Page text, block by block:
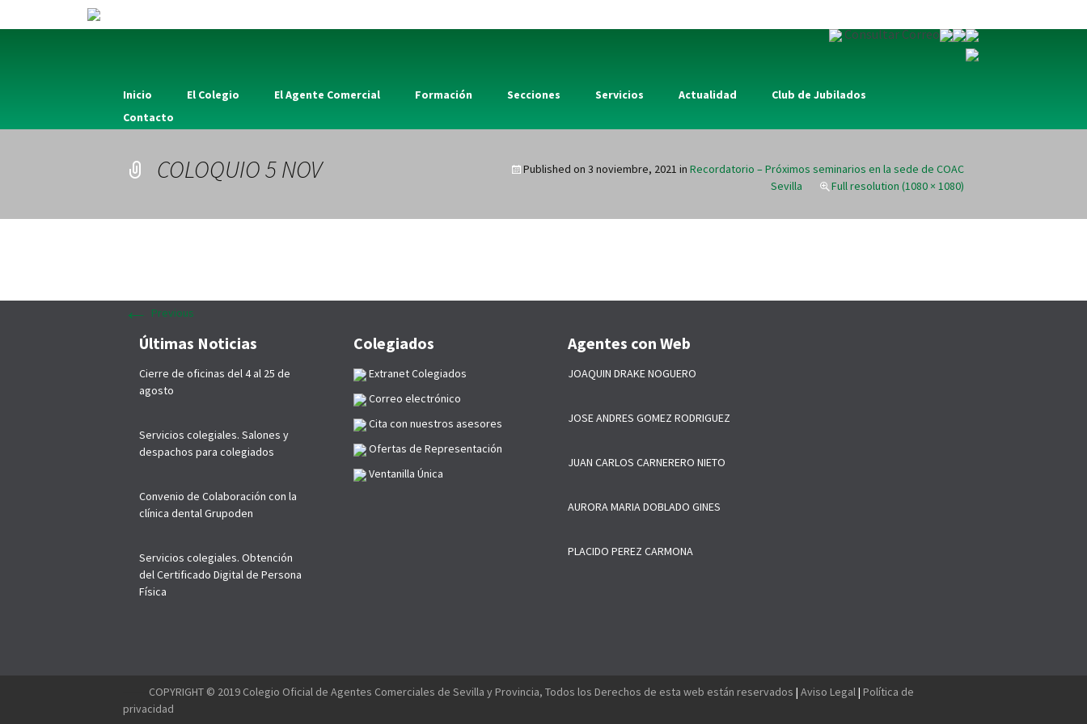
Consultar Correo
Inicio El Colegio El Agente Comercial Formación Secciones Servicios Actualidad
Club de Jubilados
Contacto
COLOQUIO 5 NOV Published on 3 noviembre, 2021 in Recordatorio – Próximos seminarios en la sede de COAC
Sevilla
Full resolution (1080 × 1080)
← Previous
Últimas Noticias
Cierre de oficinas del 4 al 25 de
agosto
Servicios colegiales. Salones y
despachos para colegiados
Convenio de Colaboración con la
clínica dental Grupoden
Servicios colegiales. Obtención
del Certificado Digital de Persona
Física
Colegiados
Extranet Colegiados
Correo electrónico
Cita con nuestros asesores
Ofertas de Representación
Ventanilla Única
Agentes con Web
JOAQUIN DRAKE NOGUERO
JOSE ANDRES GOMEZ RODRIGUEZ
JUAN CARLOS CARNERERO NIETO
AURORA MARIA DOBLADO GINES
PLACIDO PEREZ CARMONA
COPYRIGHT © 2019 Colegio Oficial de Agentes Comerciales de Sevilla y Provincia, Todos los Derechos de esta web están reservados | Aviso Legal| Política de
privacidad